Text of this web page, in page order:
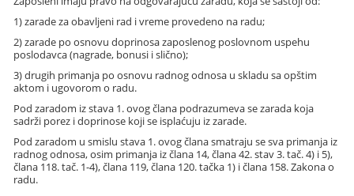
1) zarade za obavljeni rad i vreme provedeno na radu;
2) zarade po osnovu doprinosa zaposlenog poslovnom uspehu
poslodavca (nagrade, bonusi i slično);
3) drugih primanja po osnovu radnog odnosa u skladu sa opštim
aktom i ugovorom o radu.
Pod zaradom iz stava 1. ovog člana podrazumeva se zarada koja
sadrži porez i doprinose koji se isplaćuju iz zarade.
Pod zaradom u smislu stava 1. ovog člana smatraju se sva primanja iz
radnog odnosa, osim primanja iz člana 14, člana 42. stav 3. tač. 4) i 5),
člana 118. tač. 1-4), člana 119, člana 120. tačka 1) i člana 158. Zakona o
radu.